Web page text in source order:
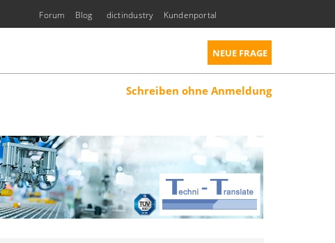
Kundenportal
dictindustry
Blog
Forum
NEUE FRAGE
Schreiben ohne Anmeldung